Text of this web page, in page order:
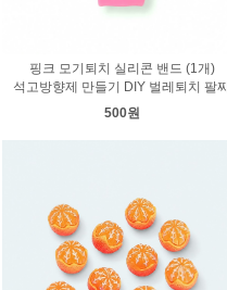
핑크 모기퇴치 실리콘 밴드 (1개)
석고방향제 만들기 DIY 벌레퇴치 팔찌
500원